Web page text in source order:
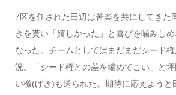
7区を任された田辺は苦楽を共にしてきた
きを貰い「嬉しかった」と喜びを噛みし
なった。チームとしてはまだまだシード
況。「シード権との差を縮めてこい」と
い檄(げき)も送られた。期待に応えようと